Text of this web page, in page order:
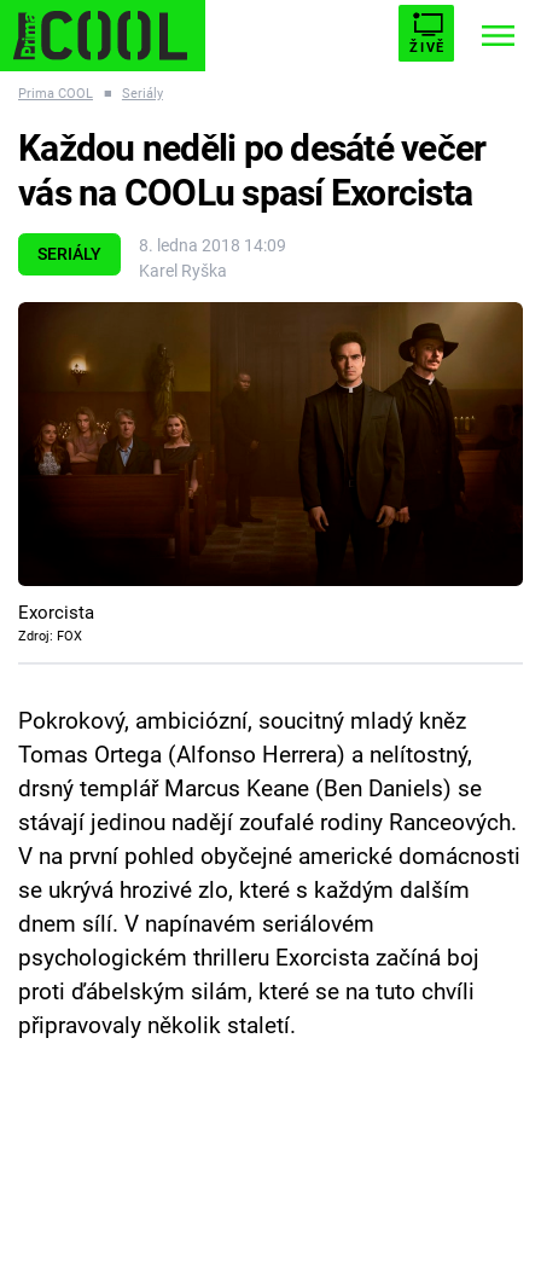
ŽIVĚ
ESCAPE PLNEJ KOTEL AVENGERS 5
Seriály
Pořady
Sledujte prima+
Přihlášení
Sledujte nás
Prima COOL ■ Seriály
SERIÁLY
8. ledna 2018 14:09
Karel Ryška
Každou neděli po desáté večer
vás na COOLu spasí Exorcista
Exorcista
Zdroj: FOX
Pokrokový, ambiciózní, soucitný mladý kněz
Tomas Ortega (Alfonso Herrera) a nelítostný,
drsný templář Marcus Keane (Ben Daniels) se
stávají jedinou nadějí zoufalé rodiny Ranceových.
V na první pohled obyčejné americké domácnosti
se ukrývá hrozivé zlo, které s každým dalším
dnem sílí. V napínavém seriálovém
psychologickém thrilleru Exorcista začíná boj
proti ďábelským silám, které se na tuto chvíli
připravovaly několik staletí.